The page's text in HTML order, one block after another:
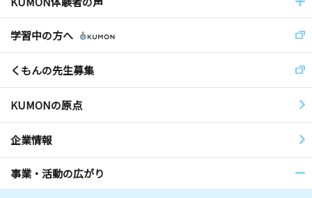
学習中の方へ
くもんの先生募集
KUMONの原点
企業情報
事業・活動の広がり